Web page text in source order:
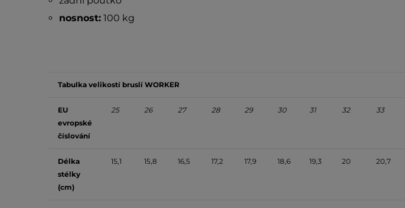
nosnost:100 kg
Tabulka velikostí bruslí WORKER
EU
evropské
číslování
25 26 27 28 29 30 31 32 33
Délka
stélky
(cm)
15,1 15,8 16,5 17,2 17,9 18,6 19,3 20 20,7